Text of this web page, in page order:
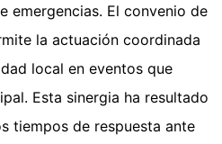
emergencias. El convenio de
la actuación coordinada
local en eventos que
Esta sinergia ha resultado
tiempos de respuesta ante